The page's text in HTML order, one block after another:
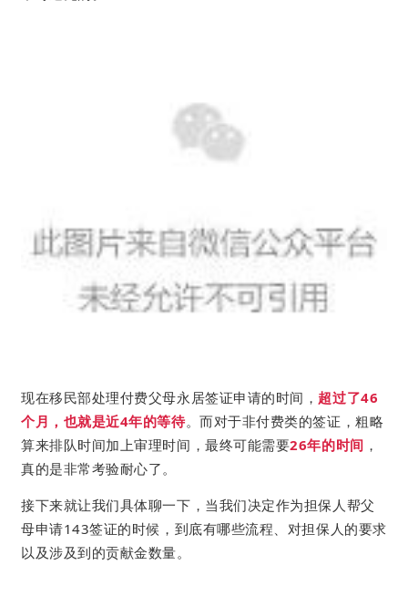
现在移民部处理付费父母永居签证申请的时间， 超过了46
个月，也就是近4年的等待。而对于非付费类的签证，粗略
算来排队时间加上审理时间，最终可能需要26年的时间 ，
真的是非常考验耐心了。
接下来就让我们具体聊一下，当我们决定作为担保人帮父
母申请143签证的时候，到底有哪些流程、对担保人的要求
以及涉及到的贡献金数量。